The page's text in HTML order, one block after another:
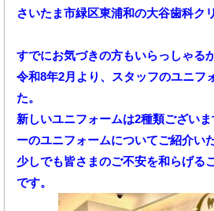
さいたま市緑区東浦和の大谷歯科ク
すでにお気づきの方もいらっしゃる
令和8年2月より、スタッフのユニフ
た。
新しいユニフォームは2種類ござい
ーのユニフォームについてご紹介い
少しでも皆さまのご不安を和らげる
です。